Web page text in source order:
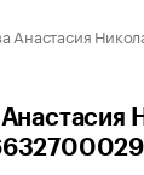
Анастасия